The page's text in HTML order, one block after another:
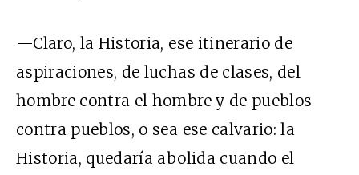
—Claro, la Historia, ese itinerario de
aspiraciones, de luchas de clases, del
hombre contra el hombre y de pueblos
contra pueblos, o sea ese calvario: la
Historia, quedaría abolida cuando el